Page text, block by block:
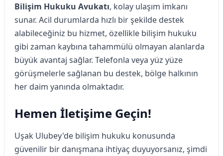
Bilişim Hukuku Avukatı, kolay ulaşım imkanı
sunar. Acil durumlarda hızlı bir şekilde destek
alabileceğiniz bu hizmet, özellikle bilişim hukuku
gibi zaman kaybına tahammülü olmayan alanlarda
büyük avantaj sağlar. Telefonla veya yüz yüze
görüşmelerle sağlanan bu destek, bölge halkının
her daim yanında olmaktadır.
Hemen İletişime Geçin!
Uşak Ulubey'de bilişim hukuku konusunda
güvenilir bir danışmana ihtiyaç duyuyorsanız, şimdi